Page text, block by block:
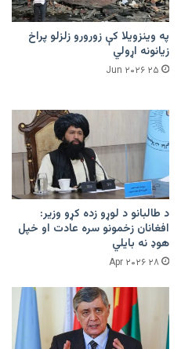
په وینزویلا کې زورورو زلزلو پراخ
زیانونه اړولي
۲۵ Jun ۲۰۲۶
د طالبانو د لوړو زده کړو وزیر:
افغانان زخمونو سره عادت او خپل
هوډ نه بایلي
۲۸ Apr ۲۰۲۶